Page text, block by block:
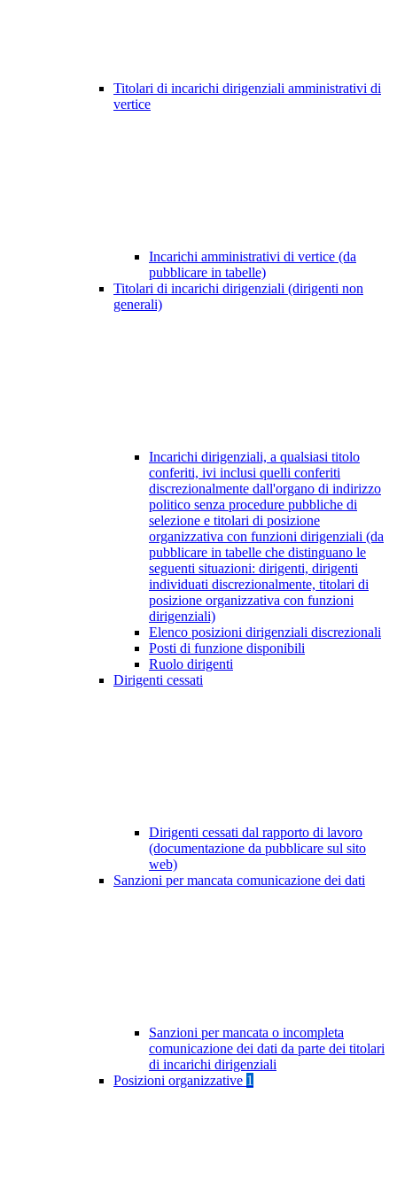
Titolari di incarichi dirigenziali amministrativi di
vertice
Incarichi amministrativi di vertice (da
pubblicare in tabelle)
Titolari di incarichi dirigenziali (dirigenti non
generali)
Incarichi dirigenziali, a qualsiasi titolo
conferiti, ivi inclusi quelli conferiti
discrezionalmente dall'organo di indirizzo
politico senza procedure pubbliche di
selezione e titolari di posizione
organizzativa con funzioni dirigenziali (da
pubblicare in tabelle che distinguano le
seguenti situazioni: dirigenti, dirigenti
individuati discrezionalmente, titolari di
posizione organizzativa con funzioni
dirigenziali)
Elenco posizioni dirigenziali discrezionali
Posti di funzione disponibili
Ruolo dirigenti
Dirigenti cessati
Dirigenti cessati dal rapporto di lavoro
(documentazione da pubblicare sul sito
web)
Sanzioni per mancata comunicazione dei dati
Sanzioni per mancata o incompleta
comunicazione dei dati da parte dei titolari
di incarichi dirigenziali
Posizioni organizzative 1